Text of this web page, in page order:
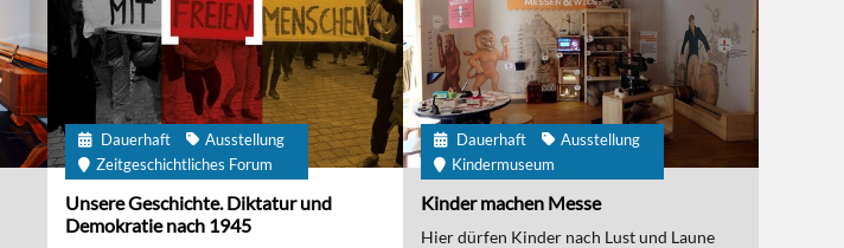
Dauerhaft
Ausstellung
Zeitgeschichtliches Forum
Unsere Geschichte. Diktatur und
Demokratie nach 1945
Dauerhaft
Ausstellung
Kindermuseum
Kinder machen Messe
Hier dürfen Kinder nach Lust und Laune